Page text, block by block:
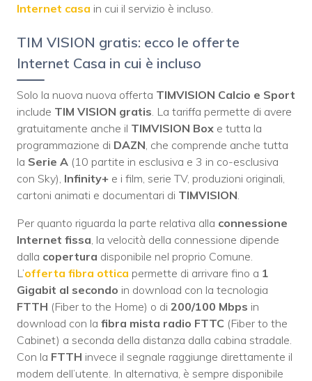
Internet casa in cui il servizio è incluso.
TIM VISION gratis: ecco le offerte
Internet Casa in cui è incluso
Solo la nuova nuova offerta TIMVISION Calcio e Sport
include TIM VISION gratis . La tariffa permette di avere
gratuitamente anche il TIMVISION Box e tutta la
programmazione di DAZN , che comprende anche tutta
la Serie A (10 partite in esclusiva e 3 in co-esclusiva
con Sky), Infinity+ e i film, serie TV, produzioni originali,
cartoni animati e documentari di TIMVISION
Per quanto riguarda la parte relativa alla connessione
Internet fissa , la velocità della connessione dipende
dalla copertura disponibile nel proprio Comune.
L’offerta fibra ottica permette di arrivare fino a 1
Gigabit al secondo in download con la tecnologia
FTTH (Fiber to the Home) o di 200/100 Mbps in
download con la fibra mista radio FTTC (Fiber to the
Cabinet) a seconda della distanza dalla cabina stradale.
Con la FTTH invece il segnale raggiunge direttamente il
modem dell’utente. In alternativa, è sempre disponibile